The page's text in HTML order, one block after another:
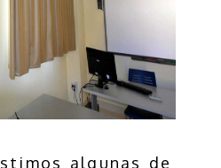
algunas de